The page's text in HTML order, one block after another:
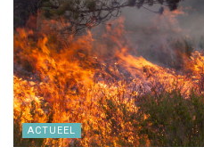
ACTUEEL